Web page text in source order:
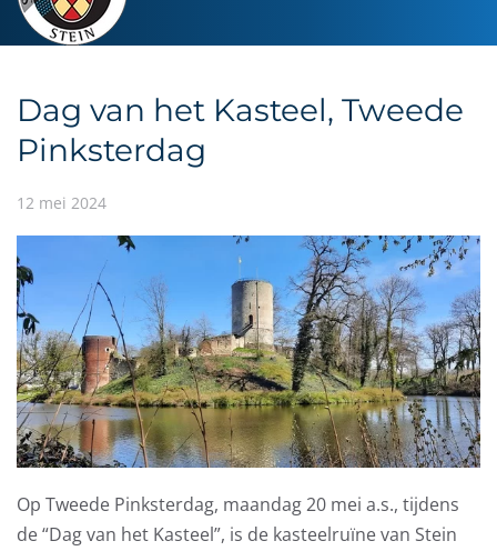
Dag van het Kasteel, Tweede
Pinksterdag
12 mei 2024
Op Tweede Pinksterdag, maandag 20 mei a.s., tijdens
de “Dag van het Kasteel”, is de kasteelruïne van Stein